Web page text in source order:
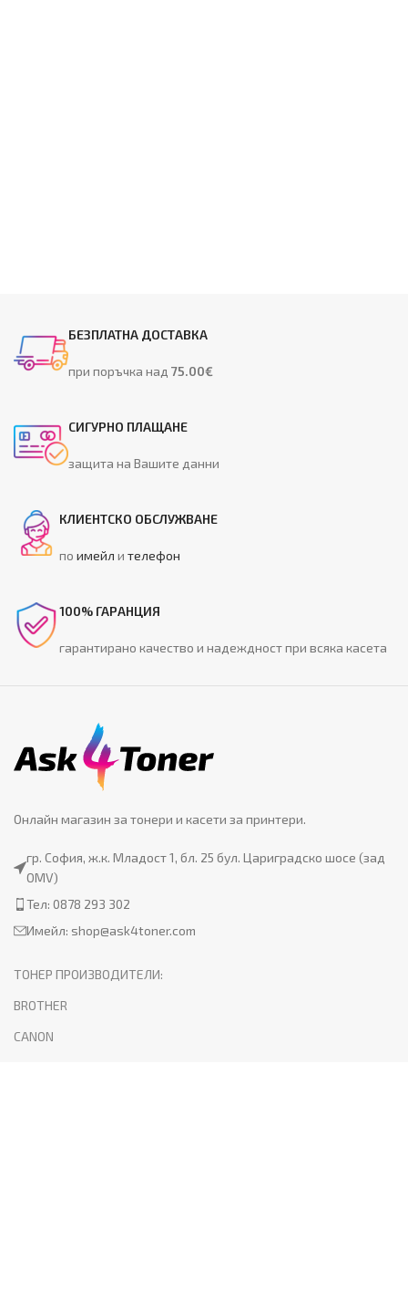
БЕЗПЛАТНА ДОСТАВКА
при поръчка над75.00€
СИГУРНО ПЛАЩАНЕ
защита на Вашите данни
КЛИЕНТСКО ОБСЛУЖВАНЕ
поимейл ителефон
100% ГАРАНЦИЯ
гарантирано качество и надеждност при всяка касета
Онлайн магазин за тонери и касети за принтери.
гр. София, ж.к. Младост 1, бл. 25 бул. Цариградско шосе (зад
OMV)
Тел: 0878 293 302
Имейл: shop@ask4toner.com
ТОНЕР ПРОИЗВОДИТЕЛИ:
BROTHER
CANON